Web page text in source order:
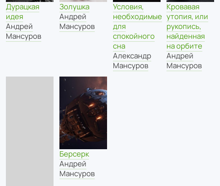
Дурацкая
идея
Андрей
Мансуров
Золушка
Андрей
Мансуров
Условия,
необходимые
для
спокойного
сна
Александр
Мансуров
Кровавая
утопия, или
рукопись,
найденная
на орбите
Андрей
Мансуров
Берсерк
Андрей
Мансуров